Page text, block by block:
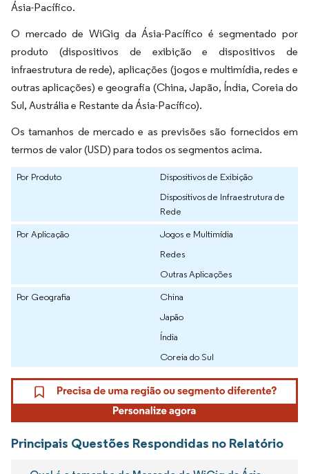
Ásia-Pacífico.
O mercado de WiGig da Ásia-Pacífico é segmentado por
produto (dispositivos de exibição e dispositivos de
infraestrutura de rede), aplicações (jogos e multimídia, redes e
outras aplicações) e geografia (China, Japão, Índia, Coreia do
Sul, Austrália e Restante da Ásia-Pacífico).
Os tamanhos de mercado e as previsões são fornecidos em
termos de valor (USD) para todos os segmentos acima.
Por Produto
Dispositivos de Exibição
Dispositivos de Infraestrutura de
Rede
Por Aplicação
Jogos e Multimídia
Redes
Outras Aplicações
Por Geografia
China
Japão
Índia
Coreia do Sul
Principais Questões Respondidas no Relatório